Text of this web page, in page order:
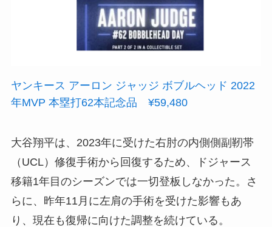
ヤンキース アーロン ジャッジ ボブルヘッド 2022
年MVP 本塁打62本記念品 ¥59,480
大谷翔平は、2023年に受けた右肘の内側側副靭帯
（UCL）修復手術から回復するため、ドジャース
移籍1年目のシーズンでは一切登板しなかった。さ
らに、昨年11月に左肩の手術を受けた影響もあ
り、現在も復帰に向けた調整を続けている。